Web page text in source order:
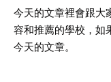
今天的文章裡會跟大
容和推薦的學校，如
今天的文章。